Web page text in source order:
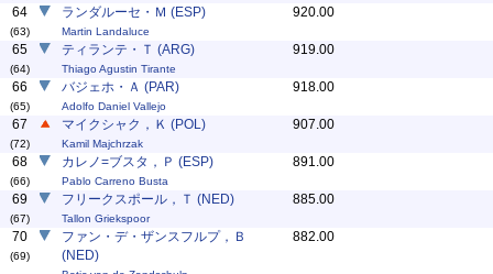
64
(63)
ランダルーセ・Ｍ (ESP)
Martin Landaluce
920.00
65
(64)
ティランテ・Ｔ (ARG)
Thiago Agustin Tirante
919.00
66
(65)
バジェホ・Ａ (PAR)
Adolfo Daniel Vallejo
918.00
67
(72)
マイクシャク，Ｋ (POL)
Kamil Majchrzak
907.00
68
(66)
カレノ=ブスタ，Ｐ (ESP)
Pablo Carreno Busta
891.00
69
(67)
フリークスポール，Ｔ (NED)
Tallon Griekspoor
885.00
70
(69)
ファン・デ・ザンスフルプ，Ｂ
(NED)
882.00